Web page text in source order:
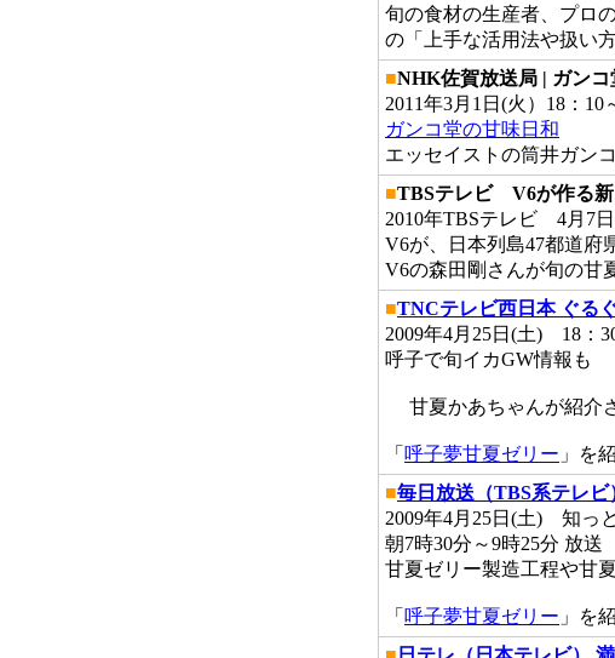
旬の食材の生産者、プロ
の「上手な活用法や扱い
■NHK佐賀放送局 | ガンコ
2011年3月1日(火）18：
ガンコ堂の甘味日和
エッセイストの筒井ガン
■TBSテレビ V6が作る新
2010年TBSテレビ 4月7日
V6が、日本列島47都道府
V6の森田剛さんが旬の甘
■TNCテレビ西日本 ぐる
2009年4月25日(土) 18：
呼子で旬イカGW情報も
甘夏かあちゃんが紹介
「 呼子夢甘夏ゼリー 」を
■毎日放送（TBS系テレビ
2009年4月25日(土) 知っ
朝7時30分～9時25分 放送
甘夏ゼリー製造工程や甘
「 呼子夢甘夏ゼリー 」を